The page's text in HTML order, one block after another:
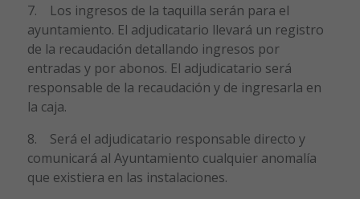
7. Los ingresos de la taquilla serán para el
ayuntamiento. El adjudicatario llevará un registro
de la recaudación detallando ingresos por
entradas y por abonos. El adjudicatario será
responsable de la recaudación y de ingresarla en
la caja.
8. Será el adjudicatario responsable directo y
comunicará al Ayuntamiento cualquier anomalía
que existiera en las instalaciones.